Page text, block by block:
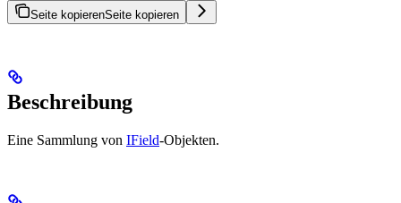
Seite kopierenSeite kopieren
Beschreibung
Eine Sammlung von IField-Objekten.